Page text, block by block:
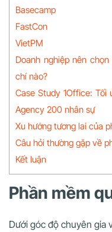
Basecamp
FastCon
VietPM
Doanh nghiệp nên
chí nào?
Case Study 1Office:
Agency 200 nhân sự
Xu hướng tương lai của
Câu hỏi thường gặp về
Kết luận
Phần mềm
Dưới góc độ chuyên gia